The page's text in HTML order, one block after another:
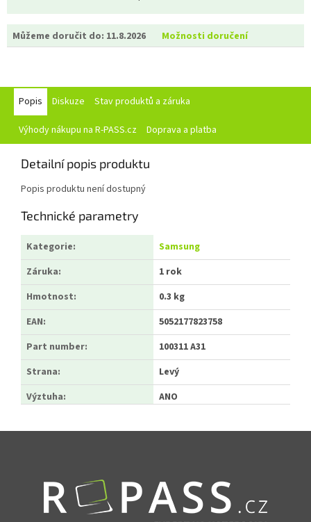
Můžeme doručit do: 11.8.2026 Možnosti doručení
Popis Diskuze Stav produktů a záruka
Výhody nákupu na R-PASS.cz Doprava a platba
Detailní popis produktu
Popis produktu není dostupný
Technické parametry
Kategorie:
Samsung
Záruka:
1 rok
Hmotnost:
0.3 kg
EAN:
5052177823758
Part number:
100311 A31
Strana:
Levý
Výztuha: ANO